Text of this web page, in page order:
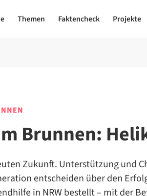
Themen Faktencheck Projekte
Brunnen:
Zukunft. Unterstützung und
entscheiden über den
in NRW bestellt – mit der